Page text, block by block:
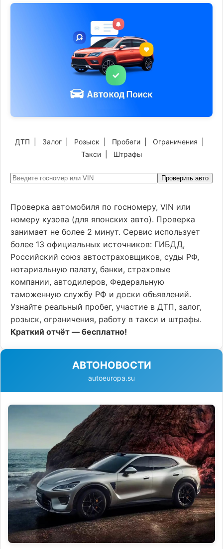
ДТП Залог Розыск Пробеги Ограничения
Такси| Штрафы
Проверить авто
Проверка автомобиля по госномеру, VIN или
номеру кузова (для японских авто). Проверка
занимает не более 2 минут. Сервис использует
более 13 официальных источников: ГИБДД,
Российский союз автостраховщиков, суды РФ,
нотариальную палату, банки, страховые
компании, автодилеров, Федеральную
таможенную службу РФ и доски объявлений.
Узнайте реальный пробег, участие в ДТП, залог,
розыск, ограничения, работу в такси и штрафы.
Краткий отчёт — бесплатно!
АВТОНОВОСТИ
autoeuropa.su